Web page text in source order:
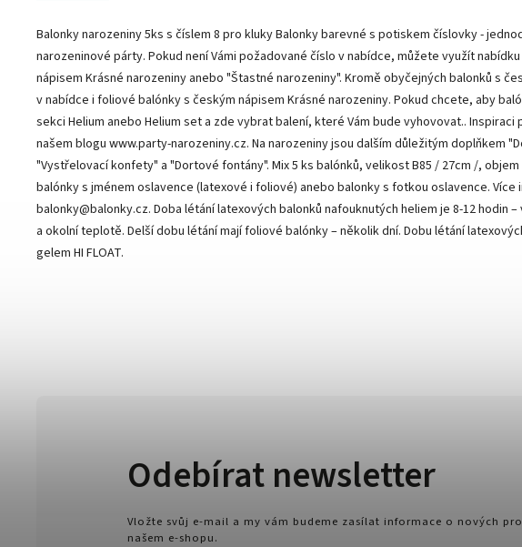
Balonky narozeniny 5ks s číslem 8 pro kluky Balonky barevné s potiskem číslovky -
narozeninové párty. Pokud není Vámi požadované číslo v nabídce, můžete využít
nápisem Krásné narozeniny anebo "Štastné narozeniny". Kromě obyčejných balonků s
v nabídce i foliové balónky s českým nápisem Krásné narozeniny. Pokud chcete, aby
sekci Helium anebo Helium set a zde vybrat balení, které Vám bude vyhovovat.. Inspiraci
našem blogu www.party-narozeniny.cz. Na narozeniny jsou dalším důležitým doplňkem
"Vystřelovací konfety" a "Dortové fontány". Mix 5 ks balónků, velikost B85 / 27cm /,
balónky s jménem oslavence (latexové i foliové) anebo balonky s fotkou oslavence. Více
balonky@balonky.cz. Doba létání latexových balonků nafouknutých heliem je 8-12 hodin
a okolní teplotě. Delší dobu létání mají foliové balónky – několik dní. Dobu létání
gelem HI FLOAT.
Odebírat newsletter
Vložte svůj e-mail a my vám budeme zasílat informace o nových
našem e-shopu.